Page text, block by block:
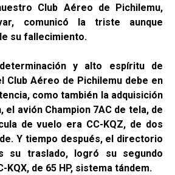
Club Aéreo de Pichilemu,
comunicó la triste aunque
su fallecimiento.
y alto espíritu de
Club Aéreo de Pichilemu debe en
como también la adquisición
el avión Champion 7AC de tela, de
de vuelo era CC-KQZ, de dos
Y tiempo después, el directorio
su traslado, logró su segundo
KQX, de 65 HP, sistema tándem.